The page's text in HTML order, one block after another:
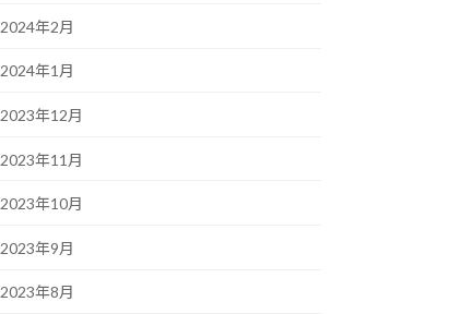
2024年2月
2024年1月
2023年12月
2023年11月
2023年10月
2023年9月
2023年8月